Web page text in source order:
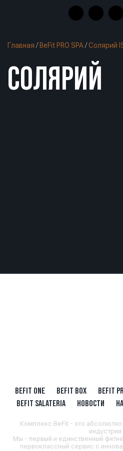
Главная / BeFit PRO SPA/Солярий
СОЛЯРИЙ
BEFIT ONE BEFIT BOX BEFIT
BEFIT SALATERIA
НОВОСТИ
Комплекс BeFit - это
индустрии
Мы - первый и единственный
первоклассный сервис с